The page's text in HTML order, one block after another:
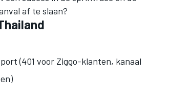
af te slaan?
(401 voor Ziggo-klanten, kanaal